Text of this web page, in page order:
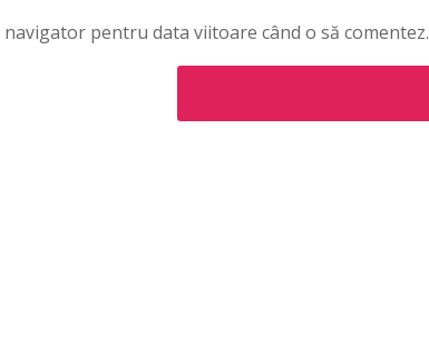
pentru data viitoare când o să comentez.